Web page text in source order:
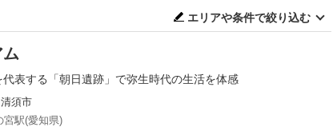
エリアや条件で絞り込む
代表する「朝日遺跡」で弥生時代の生活を体感
清須市
宮駅(愛知県)